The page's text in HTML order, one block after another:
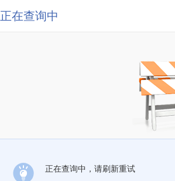
正在查询中
正在查询中，请刷新重试